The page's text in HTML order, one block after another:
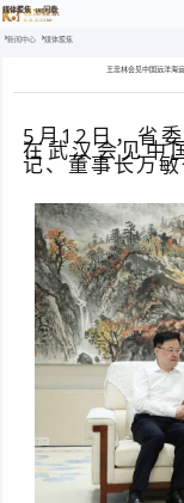
媒体聚焦 -pg问鼎
新闻中心 媒体聚焦
王忠林会见中国远洋海
5月12日，省
在武汉会见中
记、董事长万